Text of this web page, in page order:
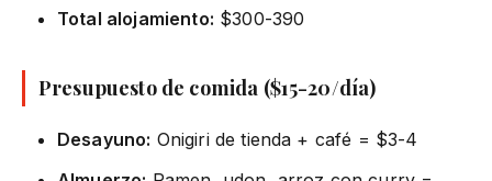
Total alojamiento: $300-390
Presupuesto de comida ($15-20/día)
Desayuno: Onigiri de tienda + café = $3-4